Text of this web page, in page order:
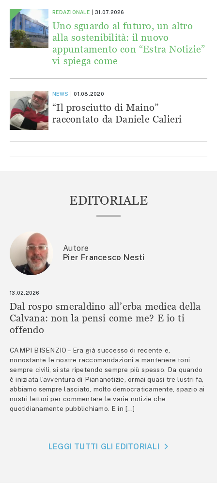
REDAZIONALE 31.07.2026
Uno sguardo al futuro, un altro
alla sostenibilità: il nuovo
appuntamento con “Estra Notizie”
vi spiega come
NEWS 01.08.2020
“Il prosciutto di Maino”
raccontato da Daniele Calieri
EDITORIALE
Autore
Pier Francesco Nesti
13.02.2026
Dal rospo smeraldino all’erba medica della
Calvana: non la pensi come me? E io ti
offendo
CAMPI BISENZIO – Era già successo di recente e,
nonostante le nostre raccomandazioni a mantenere toni
sempre civili, si sta ripetendo sempre più spesso. Da quando
è iniziata l’avventura di Piananotizie, ormai quasi tre lustri fa,
abbiamo sempre lasciato, molto democraticamente, spazio ai
nostri lettori per commentare le varie notizie che
quotidianamente pubblichiamo. E in […]
LEGGI TUTTI GLI EDITORIALI